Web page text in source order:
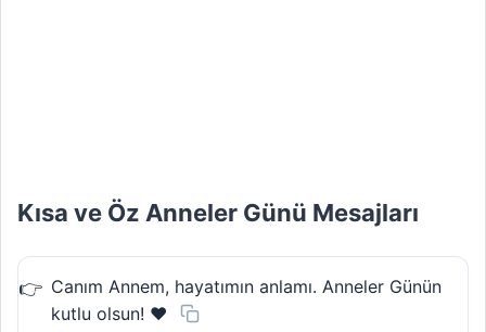
Kısa ve Öz Anneler Günü Mesajları
Canım Annem, hayatımın anlamı. Anneler Günün
kutlu olsun! ❤️